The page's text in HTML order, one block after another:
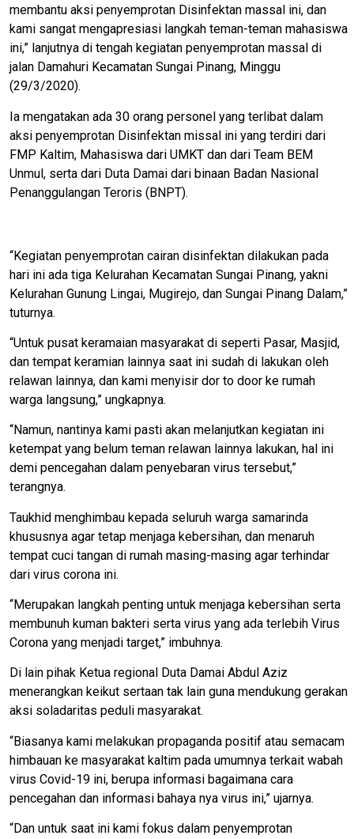
membantu aksi penyemprotan Disinfektan massal ini, dan
kami sangat mengapresiasi langkah teman-teman mahasiswa
ini,” lanjutnya di tengah kegiatan penyemprotan massal di
jalan Damahuri Kecamatan Sungai Pinang, Minggu
(29/3/2020).
Ia mengatakan ada 30 orang personel yang terlibat dalam
aksi penyemprotan Disinfektan missal ini yang terdiri dari
FMP Kaltim, Mahasiswa dari UMKT dan dari Team BEM
Unmul, serta dari Duta Damai dari binaan Badan Nasional
Penanggulangan Teroris (BNPT).
“Kegiatan penyemprotan cairan disinfektan dilakukan pada
hari ini ada tiga Kelurahan Kecamatan Sungai Pinang, yakni
Kelurahan Gunung Lingai, Mugirejo, dan Sungai Pinang Dalam,”
tuturnya.
“Untuk pusat keramaian masyarakat di seperti Pasar, Masjid,
dan tempat keramian lainnya saat ini sudah di lakukan oleh
relawan lainnya, dan kami menyisir dor to door ke rumah
warga langsung,” ungkapnya.
“Namun, nantinya kami pasti akan melanjutkan kegiatan ini
ketempat yang belum teman relawan lainnya lakukan, hal ini
demi pencegahan dalam penyebaran virus tersebut,”
terangnya.
Taukhid menghimbau kepada seluruh warga samarinda
khususnya agar tetap menjaga kebersihan, dan menaruh
tempat cuci tangan di rumah masing-masing agar terhindar
dari virus corona ini.
“Merupakan langkah penting untuk menjaga kebersihan serta
membunuh kuman bakteri serta virus yang ada terlebih Virus
Corona yang menjadi target,” imbuhnya.
Di lain pihak Ketua regional Duta Damai Abdul Aziz
menerangkan keikut sertaan tak lain guna mendukung gerakan
aksi soladaritas peduli masyarakat.
“Biasanya kami melakukan propaganda positif atau semacam
himbauan ke masyarakat kaltim pada umumnya terkait wabah
virus Covid-19 ini, berupa informasi bagaimana cara
pencegahan dan informasi bahaya nya virus ini,” ujarnya.
“Dan untuk saat ini kami fokus dalam penyemprotan